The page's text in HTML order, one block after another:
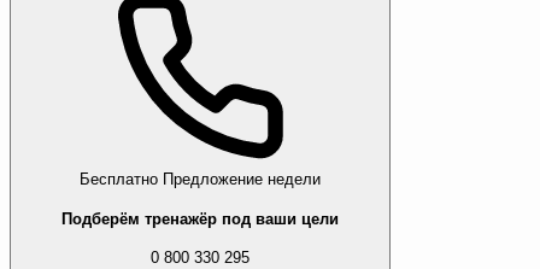
Бесплатно Предложение недели
Подберём тренажёр под ваши цели
0 800 330 295